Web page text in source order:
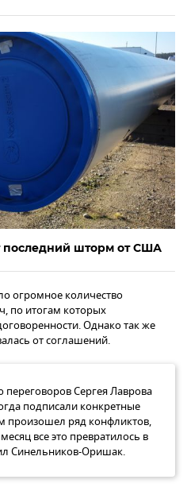
последний шторм от США
огромное количество
по итогам которых
Однако так же
от соглашений.
Сергея Лаврова
подписали конкретные
произошел ряд конфликтов,
все это превратилось в
Синельников-Оришак.